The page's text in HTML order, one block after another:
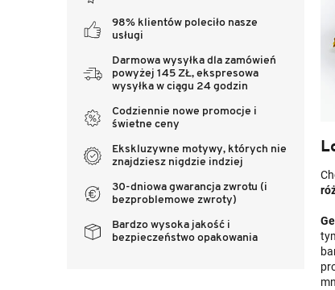
98% klientów poleciło nasze
usługi
Darmowa wysyłka dla zamówień
powyżej 145 ZŁ, ekspresowa
wysyłka w ciągu 24 godzin
Codziennie nowe promocje i
świetne ceny
Ekskluzywne motywy, których nie
znajdziesz nigdzie indziej
30-dniowa gwarancja zwrotu (i
bezproblemowe zwroty)
Bardzo wysoka jakość i
bezpieczeństwo opakowania